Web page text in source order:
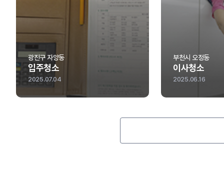
광진구 자양동
입주청소
2025.07.04
부천시 오정동
이사청소
2025.06.16